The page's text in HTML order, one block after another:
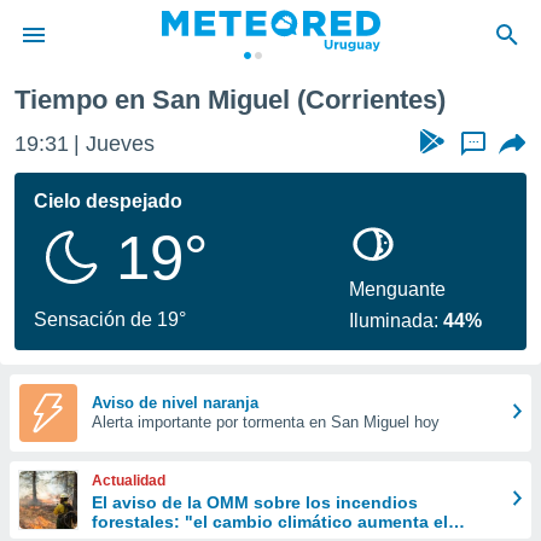
de
ha
calidad.
a este
las
y
forma
digital
basada
Tiempo en San Miguel (Corrientes)
19:31 Jueves ...
Cielo despejado
19°
Sensación de 19°
Menguante
Iluminada:44%
Aviso de nivel naranja
Alerta importante por tormenta en San Miguel hoy
Actualidad
El aviso de la OMM sobre los incendios
forestales: "el cambio climático aumenta el